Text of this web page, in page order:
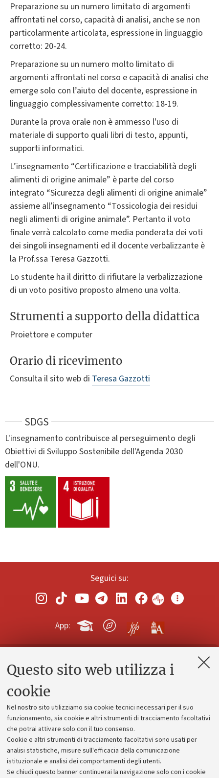
Questo sito web utilizza i
cookie
Nel nostro sito utilizziamo sia cookie tecnici necessari per il suo
funzionamento, sia cookie e altri strumenti di tracciamento facoltativi
che potrai attivare solo con il tuo consenso.
Cookie e altri strumenti di tracciamento facoltativi sono usati per
analisi statistiche, misure sull'efficacia della comunicazione
istituzionale e analisi dei comportamenti degli utenti.
Se chiudi questo banner continuerai la navigazione solo con i cookie
Preparazione su un numero limitato di argomenti
affrontati nel corso, capacità di analisi, anche se non
particolarmente articolata, espressione in linguaggio
corretto: 20-24.
Preparazione su un numero molto limitato di
argomenti affrontati nel corso e capacità di analisi che
emerge solo con l’aiuto del docente, espressione in
linguaggio complessivamente corretto: 18-19.
Durante la prova orale non è ammesso l'uso di
materiale di supporto quali libri di testo, appunti,
supporti informatici.
L’insegnamento “Certificazione e tracciabilità degli
alimenti di origine animale” è parte del corso
integrato “Sicurezza degli alimenti di origine animale”
assieme all’insegnamento “Tossicologia dei residui
negli alimenti di origine animale”. Pertanto il voto
finale verrà calcolato come media ponderata dei voti
dei singoli insegnamenti ed il docente verbalizzante è
la Prof.ssa Teresa Gazzotti.
Lo studente ha il diritto di rifiutare la verbalizzazione
di un voto positivo proposto almeno una volta.
Strumenti a supporto della didattica
Proiettore e computer
Orario di ricevimento
Consulta il sito web di Teresa Gazzotti
SDGS
L'insegnamento contribuisce al perseguimento degli
Obiettivi di Sviluppo Sostenibile dell'Agenda 2030
dell'ONU.
Seguici su:
App:
Contatti e PEC
Alumni community
Piano strategico
Bilanci
Donazioni e 5x1000